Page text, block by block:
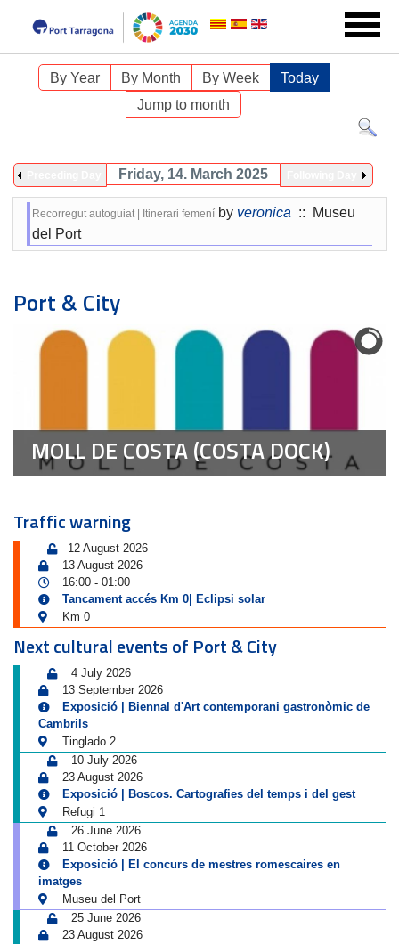
By Year By Month By Week
Today
Jump to month
Friday, 14. March 2025
Recorregut autoguiat | Itinerari femení by veronica :: Museu
del Port
Port & City
MOLL DE COSTA (COSTA DOCK)
Traffic warning
12 August 2026
13 August 2026
16:00 - 01:00
Tancament accés Km 0| Eclipsi solar
Km 0
Next cultural events of Port & City
4 July 2026
13 September 2026
Exposició | Biennal d'Art contemporani gastronòmic de
Cambrils
Tinglado 2
10 July 2026
23 August 2026
Exposició | Boscos. Cartografies del temps i del gest
Refugi 1
26 June 2026
11 October 2026
Exposició | El concurs de mestres romescaires en
imatges
Museu del Port
25 June 2026
23 August 2026